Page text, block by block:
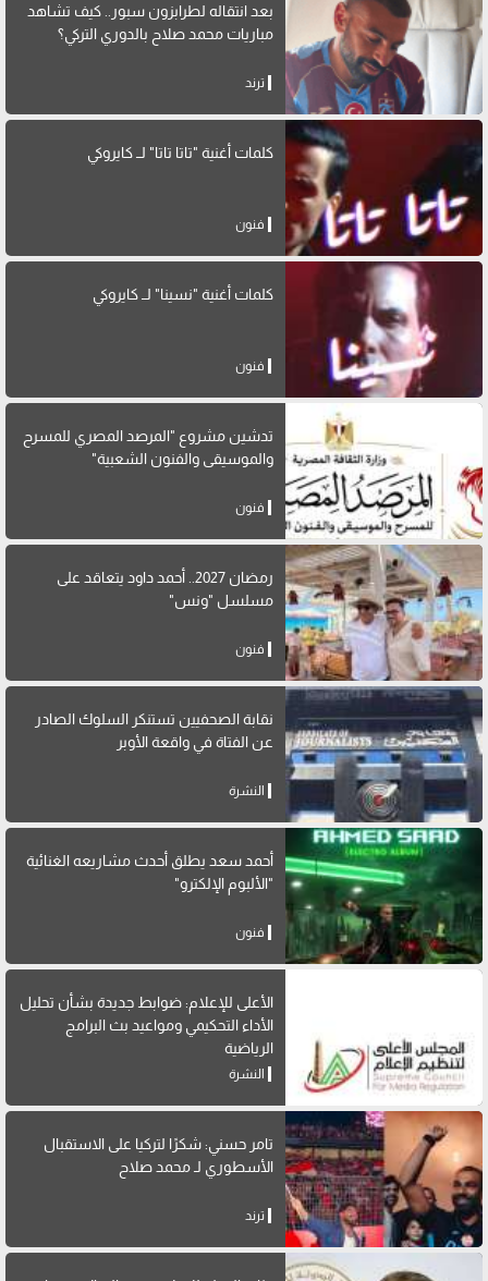
بعد انتقاله لطرابزون سبور.. كيف تشاهد
مباريات محمد صلاح بالدوري التركي؟
ترند
كلمات أغنية "تاتا تاتا" لــ كايروكي
فنون
كلمات أغنية "نسينا" لــ كايروكي
فنون
تدشين مشروع "المرصد المصري للمسرح
والموسيقى والفنون الشعبية"
فنون
رمضان 2027.. أحمد داود يتعاقد على
مسلسل "ونس"
فنون
نقابة الصحفيين تستنكر السلوك الصادر
عن الفتاة في واقعة الأوبر
النشرة
أحمد سعد يطلق أحدث مشاريعه الغنائية
"الألبوم الإلكترو"
فنون
الأعلى للإعلام: ضوابط جديدة بشأن تحليل
الأداء التحكيمي ومواعيد بث البرامج
الرياضية
النشرة
تامر حسني: شكرًا لتركيا على الاستقبال
الأسطوري لـ محمد صلاح
ترند